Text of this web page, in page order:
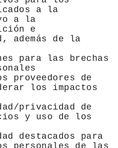
a la
a la
e
además de la
las brechas
de
los impactos
de
y uso de los
para
personales de las